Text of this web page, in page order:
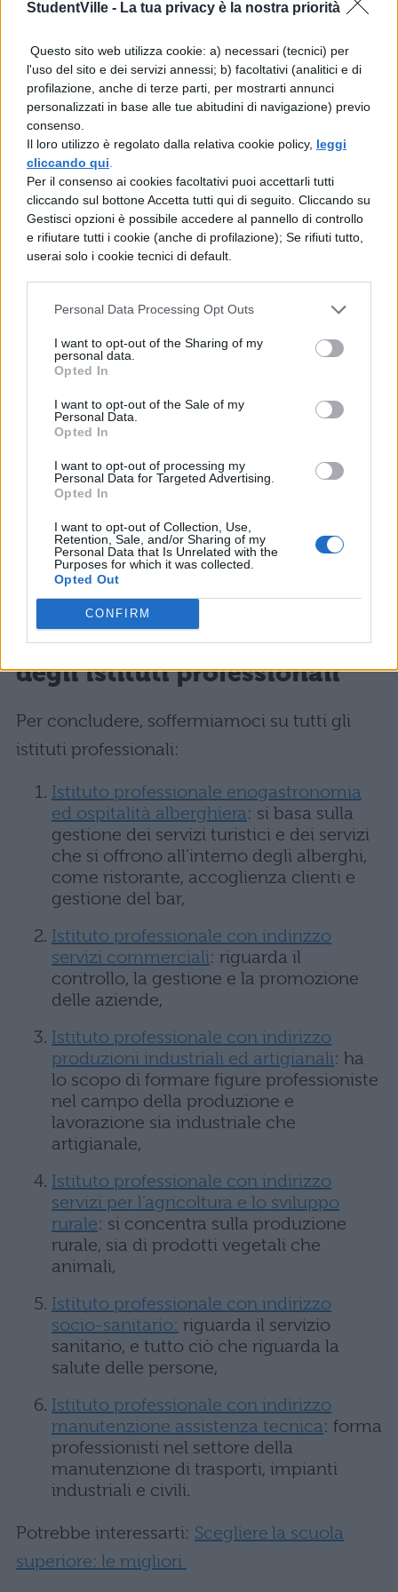
StudentVille - La tua privacy è la nostra priorità
Questo sito web utilizza cookie: a) necessari (tecnici) per
l'uso del sito e dei servizi annessi; b) facoltativi (analitici e di
profilazione, anche di terze parti, per mostrarti annunci
personalizzati in base alle tue abitudini di navigazione) previo
consenso.
Il loro utilizzo è regolato dalla relativa cookie policy, leggi
cliccando qui
Per il consenso ai cookies facoltativi puoi accettarli tutti
cliccando sul bottone Accetta tutti qui di seguito. Cliccando su
Gestisci opzioni è possibile accedere al pannello di controllo
e rifiutare tutti i cookie (anche di profilazione); Se rifiuti tutto,
userai solo i cookie tecnici di default.
Personal Data Processing Opt Outs
I want to opt-out of the Sharing of my
personal data.
Opted In
I want to opt-out of the Sale of my
Personal Data.
Opted In
I want to opt-out of processing my
Personal Data for Targeted Advertising.
Opted In
I want to opt-out of Collection, Use,
Retention, Sale, and/or Sharing of my
Personal Data that Is Unrelated with the
Purposes for which it was collected.
Opted Out
CONFIRM
comunicazione, sia di massa che
tecnologie legate ad essa,
Istituto tecnico con indirizzo sistema
moda: attraverso lo studio dei materiali,
della filiera produttiva, del processo
creativo e del marketing, la scuola
prepara professionisti nel campo della
moda,
Istituto tecnico con indirizzo
informatica e telecomunicazioni
insegnamenti sia tecnici che legislativi,
Istituto tecnico con indirizzo turismo
basa sulla gestione del turismo,
attraverso la valorizzazione del
patrimonio culturale, enogastronomico
e artistico del nostro paese,
Istituto tecnico con indirizzo
meccanica, meccanotronica ed
energia
: si basa sullo studio
dell’innovazione tecnologica, e prepara
tecnici competenti nel collaudo di
diversi sistemi meccanici ed
elettromeccanici.
Scuole superiori: l’elenco
degli istituti professionali
Per concludere, soffermiamoci su tutti gli
istituti professionali:
Istituto professionale enogastronomia
ed ospitalità alberghiera: si basa sulla
gestione dei servizi turistici e dei servizi
che si offrono all’interno degli alberghi,
come ristorante, accoglienza clienti e
gestione del bar,
Istituto professionale con indirizzo
servizi commerciali: riguarda il
controllo, la gestione e la promozione
delle aziende,
Istituto professionale con indirizzo
produzioni industriali ed artigianali: ha
lo scopo di formare figure professioniste
nel campo della produzione e
lavorazione sia industriale che
artigianale,
Istituto professionale con indirizzo
servizi per l’agricoltura e lo sviluppo
rurale: si concentra sulla produzione
rurale, sia di prodotti vegetali che
animali,
Istituto professionale con indirizzo
socio-sanitario: riguarda il servizio
sanitario, e tutto ciò che riguarda la
salute delle persone,
Istituto professionale con indirizzo
manutenzione assistenza tecnica: forma
professionisti nel settore della
manutenzione di trasporti, impianti
industriali e civili.
Potrebbe interessarti: Scegliere la scuola
superiore: le migliori